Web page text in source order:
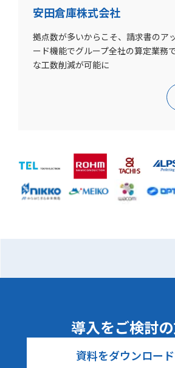
安田倉庫株式会社
拠点数が多いからこそ、請求書のア
ード機能でグループ全社の算定業務
な工数削減が可能に
導入をご検討
資料をダウンロー